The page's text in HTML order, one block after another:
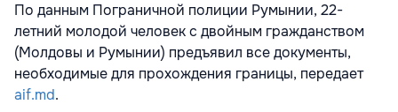
По данным Пограничной полиции Румынии, 22-
летний молодой человек с двойным гражданством
(Молдовы и Румынии) предъявил все документы,
необходимые для прохождения границы, передает
aif.md.